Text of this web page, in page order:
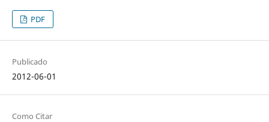
PDF
Publicado
2012-06-01
Como Citar